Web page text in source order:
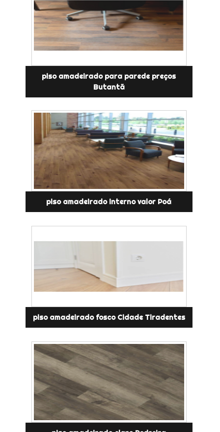
piso amadeirado para parede preços
Butantã
piso amadeirado interno valor Poá
piso amadeirado fosco Cidade Tiradentes